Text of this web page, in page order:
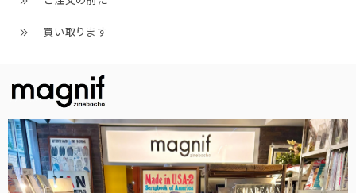
買い取ります